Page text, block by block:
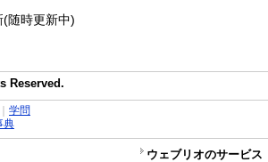
随時更新中)
Reserved.
学問
典
ウェブリオのサービス